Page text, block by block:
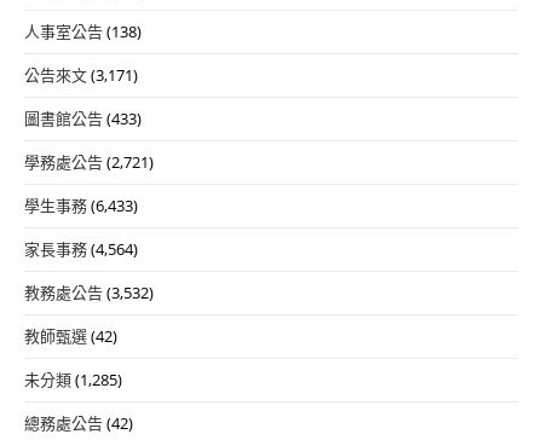
人事室公告(138)
公告來文(3,171)
圖書館公告(433)
學務處公告(2,721)
學生事務(6,433)
家長事務(4,564)
教務處公告(3,532)
教師甄選(42)
未分類(1,285)
總務處公告(42)